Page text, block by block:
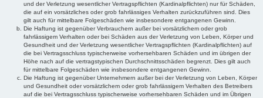
und der Verletzung wesentlicher Vertragspflichten (Kardinalpflichten) nur für Schäden,
die auf ein vorsätzliches oder grob fahrlässiges Verhalten zurückzuführen sind. Dies
gilt auch für mittelbare Folgeschäden wie insbesondere entgangenen Gewinn.
Die Haftung ist gegenüber Verbrauchern außer bei vorsätzlichem oder grob
fahrlässigem Verhalten oder bei Schäden aus der Verletzung von Leben, Körper und
Gesundheit und der Verletzung wesentlicher Vertragspflichten (Kardinalpflichten) auf
die bei Vertragsschluss typischerweise vorhersehbaren Schäden und im übrigen der
Höhe nach auf die vertragstypischen Durchschnittsschäden begrenzt. Dies gilt auch
für mittelbare Folgeschäden wie insbesondere entgangenen Gewinn.
Die Haftung ist gegenüber Unternehmern außer bei der Verletzung von Leben, Körper
und Gesundheit oder vorsätzlichem oder grob fahrlässigem Verhalten des Betreibers
auf die bei Vertragsschluss typischerweise vorhersehbaren Schäden und im Übrigen